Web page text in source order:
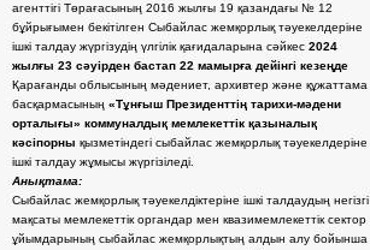
агенттігі Төрағасының 2016 жылғы 19 қазандағы № 12
бұйрығымен бекітілген Сыбайлас жемқорлық тәуекелдеріне
ішкі талдау жүргізудің үлгілік қағидаларына сәйкес2024
жылғы 23 сәуірден бастап 22 мамырға дейінгі кезеңде
Қарағанды облысының мәдениет, архивтер және құжаттама
басқармасының «Тұнғыш Президенттің тарихи-мәдени
орталығы» коммуналдық мемлекеттік қазыналық
кәсіпорны қызметіндегі сыбайлас жемқорлық тәуекелдеріне
ішкі талдау жұмысы жүргізіледі.
Анықтама:
Сыбайлас жемқорлық тәуекелдіктеріне ішкі талдаудың негізгі
мақсаты мемлекеттік органдар мен квазимемлекеттік сектор
ұйымдарының сыбайлас жемқорлықтың алдын алу бойынша